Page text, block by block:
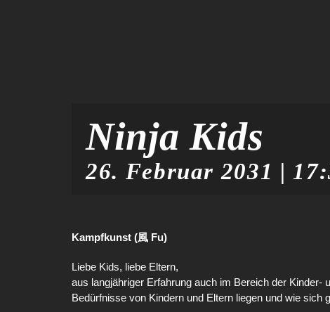
Ninja Kids
26. Februar 2031 |
Kampfkunst (風 Fu)
Liebe Kids, liebe Eltern,
aus langjähriger Erfahrung auch im Bereich der
Bedürfnisse von Kindern und Eltern liegen und wie